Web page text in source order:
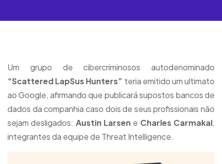
Um grupo de cibercriminosos autodenominado
“Scattered LapSus Hunters” teria emitido um ultimato
aoGoogle, afirmando que publicará supostos bancos de
dados da companhia caso dois de seus profissionais não
sejam desligados: Austin Larsen e Charles Carmakal,
integrantes da equipe de Threat Intelligence.